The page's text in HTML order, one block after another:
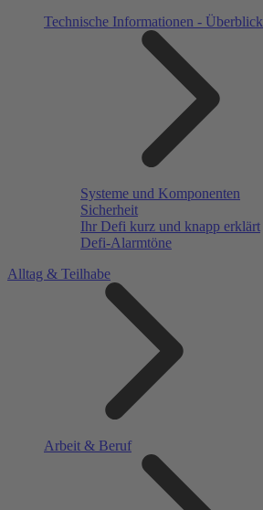
Technische Informationen - Überblick
Systeme und Komponenten
Sicherheit
Ihr Defi kurz und knapp erklärt
Defi-Alarmtöne
Alltag & Teilhabe
Arbeit & Beruf